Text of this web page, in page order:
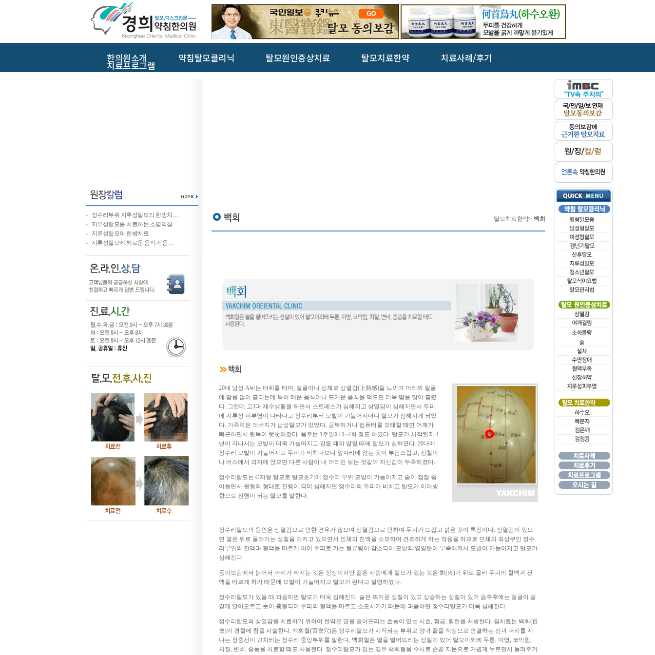
한의원소개 약침탈모클리닉 탈모원인증상치료 탈모치료한약 치료사례/후기
치료프로그램
정수리부위 지루성탈모의 한방치…
지루성탈모를 치료하는 소염약침
지루성탈모의 한방치료
지루성탈모에 해로운 음식과 음…
탈모치료한약> 백회
20대 남성 A씨는 더위를 타며, 얼굴이나 상체로 상열감(上熱感)을 느끼며 머리와 얼굴
에 땀을 많이 흘리는데 특히 매운 음식이나 뜨거운 음식을 먹으면 더욱 땀을 많이 흘렸
다. 그런데 고3과 재수생활을 하면서 스트레스가 심해지고 상열감이 심해지면서 두피
에 지루성 피부염이 나타나고 정수리부터 모발이 가늘어지더니 탈모가 심해지게 되었
다. 가족력은 아버지가 남성탈모가 있었다. 공부하거나 컴퓨터를 오래할 때면 어깨가
뻐근하면서 뒷목이 뻣뻣해졌다. 음주는 1주일에 1~2회 정도 하였다. 탈모가 시작된지 4
년이 지나서는 모발이 더욱 가늘어지고 감을 때와 말릴 때에 탈모가 심하였다. 20대에
정수리 모발이 가늘어지고 두피가 비치다보니 앞자리에 앉는 것이 부담스럽고, 전철이
나 버스에서 의자에 앉으면 다른 사람이 내 머리만 보는 것같아 자신감이 부족해졌다.
정수리탈모는 O자형 탈모로 탈모초기에 정수리 부위 모발이 가늘어지고 숱이 점점 줄
어들면서 원형의 형태로 진행이 되며 심해지면 정수리의 두피가 비치고 탈모가 이마방
향으로 진행이 되는 탈모를 말한다.
정수리탈모의 원인은 상열감으로 인한 경우가 많으며 상열감으로 인하여 두피가 뜨겁고 붉은 것이 특징이다. 상열감이 있으
면 열은 위로 올라가는 성질을 가지고 있으면서 인체의 진액을 소모하여 건조하게 하는 작용을 하므로 인체의 최상부인 정수
리부위의 진액과 혈액을 마르게 하여 두피로 가는 혈류량이 감소되어 모발의 영양분이 부족해져서 모발이 가늘어지고 탈모가
심해진다.
동의보감에서 늙어서 머리가 빠지는 것은 정상이지만 젊은 사람에게 탈모가 있는 것은 화(火)가 위로 올라 두피의 혈액과 진
액을 마르게 하기 때문에 모발이 가늘어지고 탈모가 된다고 설명하였다.
정수리탈모가 있을 때 과음하면 탈모가 더욱 심해진다. 술은 뜨거운 성질이 있고 상승하는 성질이 있어 음주후에는 얼굴이 빨
갛게 달아오르고 눈이 충혈되며 두피의 혈액을 마르고 소모시키기 때문에 과음하면 정수리탈모가 더욱 심해진다.
정수리탈모의 상열감을 치료하기 위하여 한약은 열을 떨어뜨리는 효능이 있는 시호, 황금, 황련을 처방한다. 침치료는 백회(百
會)의 경혈에 침을 시술한다. 백회혈(百會穴)은 정수리탈모가 시작되는 부위로 양귀 끝을 직상으로 연결하는 선과 머리를 지
나는 정중선이 교차되는 정수리 중앙부위를 말한다. 백회혈은 열을 떨어뜨리는 성질이 있어 탈모이외에 두통, 이명, 코막힘,
치질, 변비, 중풍을 치료할 때도 사용된다. 정수리탈모가 있는 경우 백회혈을 수시로 손끝 지문으로 가볍게 누르면서 돌려주거